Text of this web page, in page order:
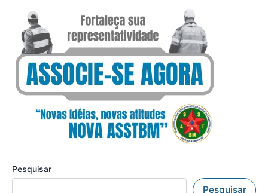
Pesquisar
Pesquisar